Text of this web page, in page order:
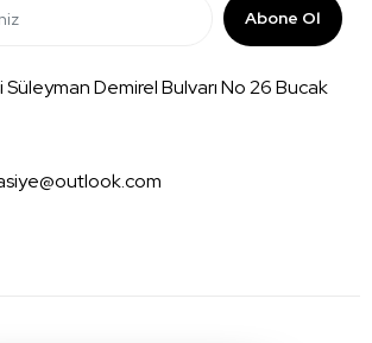
Abone Ol
Demirel Bulvarı No 26 Bucak